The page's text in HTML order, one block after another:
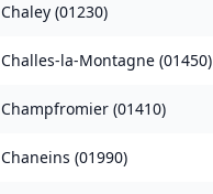
Chaley (01230)
Challes-la-Montagne (01450)
Champfromier (01410)
Chaneins (01990)